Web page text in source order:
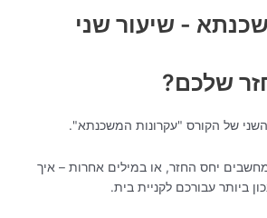
- שיעור שני
שלכם?
של הקורס "עקרונות המשכנתא".
יחס החזר, או במילים אחרות – איך
ביותר עבורכם לקניית בית.